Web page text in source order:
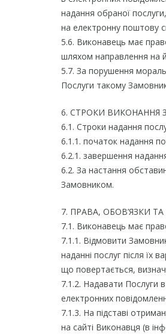
надання обраної
на електронну поштову
5.6. Виконавець має
шляхом направлення на
5.7. За порушення
Послуги такому
6. СТРОКИ ВИКОНАННЯ
6.1. Строки надання
6.1.1. початок надання
6.2.1. завершення
6.2. За настання
Замовником.
7. ПРАВА, ОБОВ’ЯЗКИ
7.1. Виконавець має
7.1.1. Відмовити
наданні послуг після їх
що повертається,
7.1.2. Надавати Послуги
електронних
7.1.3. На підставі
на сайті Виконавця (в